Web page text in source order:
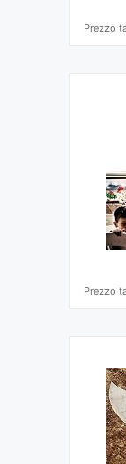
Prezzo
Prezzo